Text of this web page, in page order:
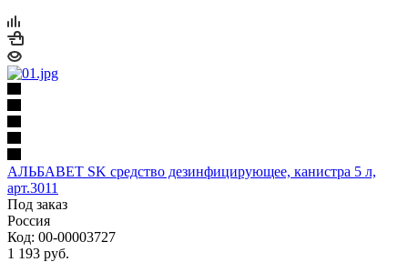
АЛЬБАВЕТ SK средство дезинфицирующее, канистра 5 л,
арт.3011
Под заказ
Россия
Код: 00-00003727
1 193 руб.